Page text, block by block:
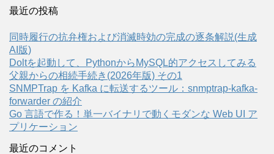
最近の投稿
同時履行の抗弁権および消滅時効の完成の逐条解説(生成
AI版)
Doltを起動して、PythonからMySQL的アクセスしてみる
父親からの相続手続き(2026年版) その1
SNMPTrap を Kafka に転送するツール：snmptrap-kafka-
forwarder の紹介
Go 言語で作る！単一バイナリで動くモダンな Web UI ア
プリケーション
最近のコメント